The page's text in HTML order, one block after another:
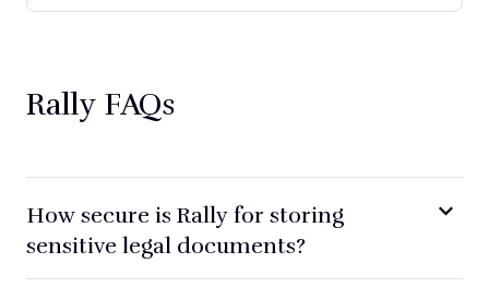
Rally FAQs
How secure is Rally for storing
sensitive legal documents?